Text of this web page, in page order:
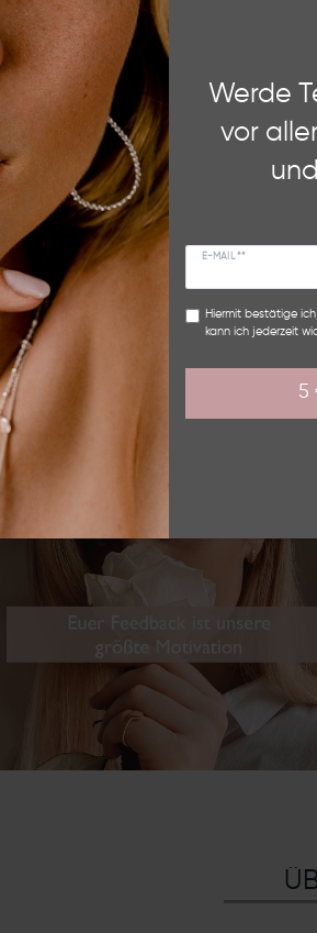
BEWERTUNGEN
von diesen sind essenziell, während
zu den von uns verwendeten
DHL Wunschzustellung PayPal
Werde
vor
E-MAIL **
Hiermit bestätige
kann ich jederzeit
5